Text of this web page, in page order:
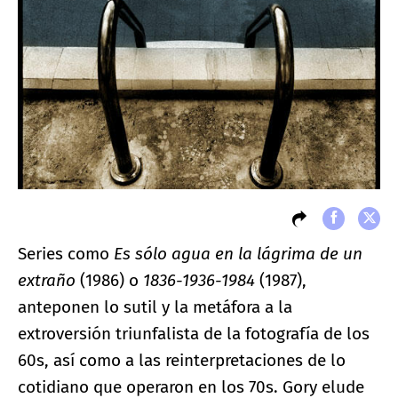
Series como Es sólo agua en la lágrima de un
extraño (1986) o 1836-1936-1984 (1987),
anteponen lo sutil y la metáfora a la
extroversión triunfalista de la fotografía de los
60s, así como a las reinterpretaciones de lo
cotidiano que operaron en los 70s. Gory elude